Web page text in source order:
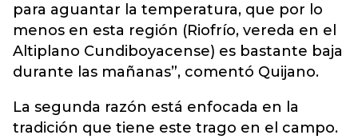
para aguantar la temperatura, que por lo
menos en esta región (Riofrío, vereda en el
Altiplano Cundiboyacense) es bastante baja
durante las mañanas”, comentó Quijano.
La segunda razón está enfocada en la
tradición que tiene este trago en el campo.